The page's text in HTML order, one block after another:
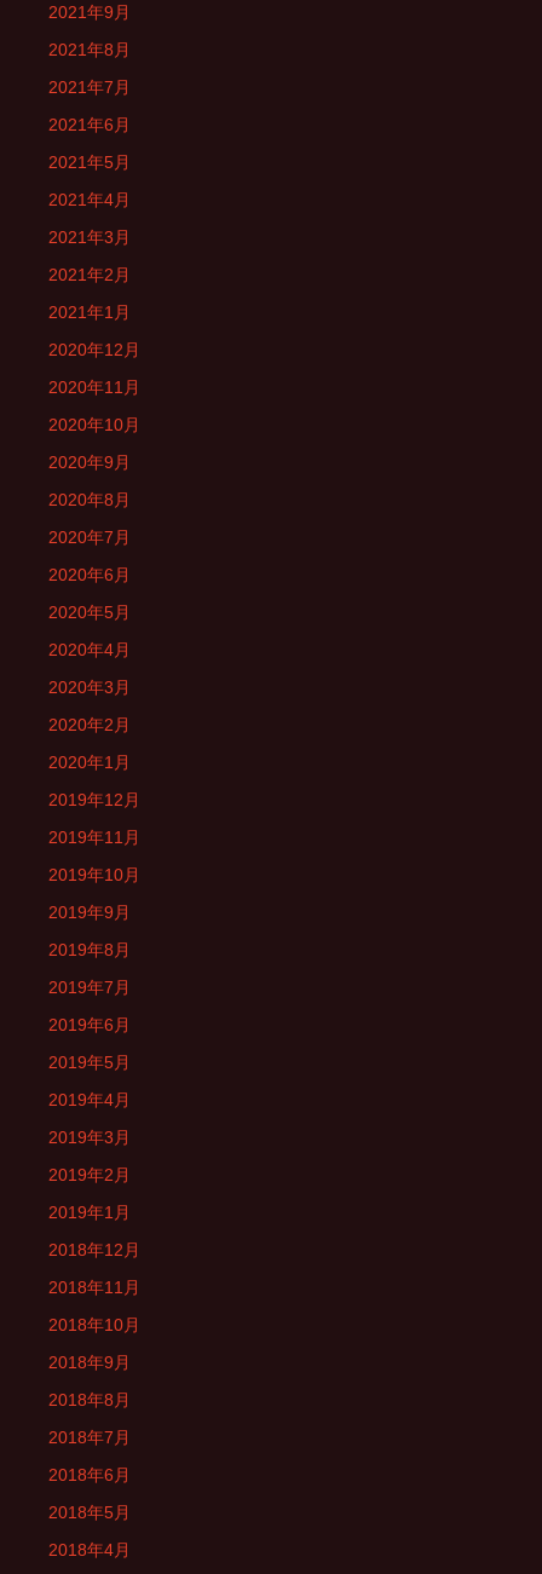
2021年9月
2021年8月
2021年7月
2021年6月
2021年5月
2021年4月
2021年3月
2021年2月
2021年1月
2020年12月
2020年11月
2020年10月
2020年9月
2020年8月
2020年7月
2020年6月
2020年5月
2020年4月
2020年3月
2020年2月
2020年1月
2019年12月
2019年11月
2019年10月
2019年9月
2019年8月
2019年7月
2019年6月
2019年5月
2019年4月
2019年3月
2019年2月
2019年1月
2018年12月
2018年11月
2018年10月
2018年9月
2018年8月
2018年7月
2018年6月
2018年5月
2018年4月